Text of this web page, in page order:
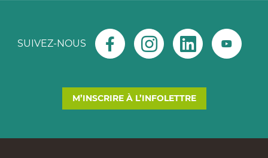
SUIVEZ-NOUS
M’INSCRIRE À L’INFOLETTRE